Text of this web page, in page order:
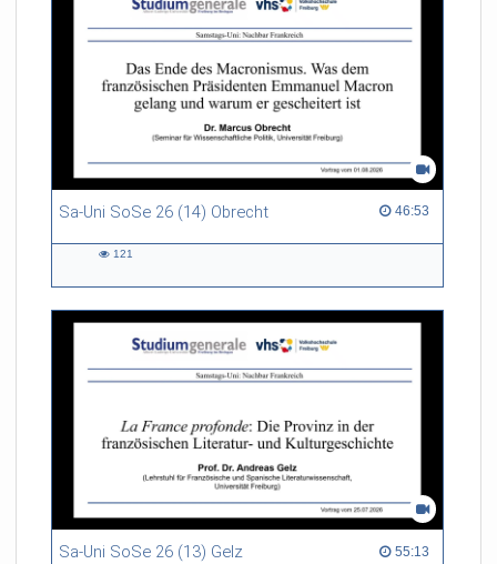
Sa-Uni SoSe 26 (14) Obrecht 46:53
46:53 duration
121
Sa-Uni SoSe 26 (13) Gelz 55:13
55:13 duration